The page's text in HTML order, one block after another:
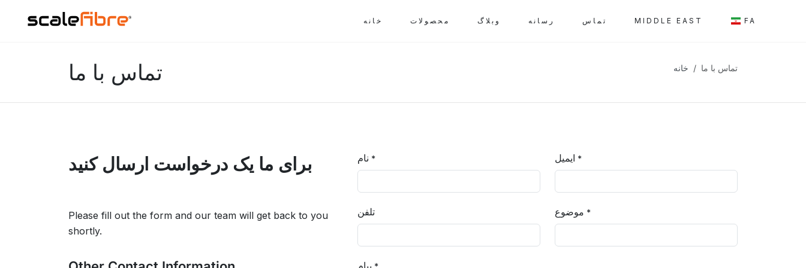
خانه محصولات وبلاگ رسانه تماس MIDDLE EAST FA
تماس با ما خانه تماس با ما
برای ما یک درخواست ارسال کنید
Please fill out the form and our team will get back to you
shortly.
* *
تلفن *
*